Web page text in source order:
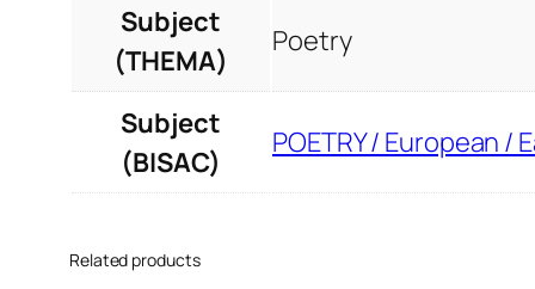
Subject
(THEMA)
Poetry
Subject
(BISAC)
POETRY / European /
Related products